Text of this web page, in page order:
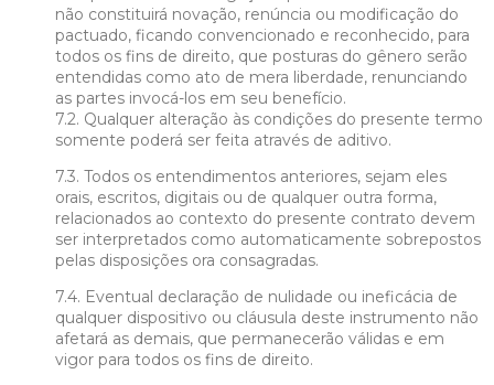
não constituirá novação, renúncia ou modificação do
pactuado, ficando convencionado e reconhecido, para
todos os fins de direito, que posturas do gênero serão
entendidas como ato de mera liberdade, renunciando
as partes invocá-los em seu benefício.
7.2. Qualquer alteração às condições do presente termo
somente poderá ser feita através de aditivo.
7.3. Todos os entendimentos anteriores, sejam eles
orais, escritos, digitais ou de qualquer outra forma,
relacionados ao contexto do presente contrato devem
ser interpretados como automaticamente sobrepostos
pelas disposições ora consagradas.
7.4. Eventual declaração de nulidade ou ineficácia de
qualquer dispositivo ou cláusula deste instrumento não
afetará as demais, que permanecerão válidas e em
vigor para todos os fins de direito.